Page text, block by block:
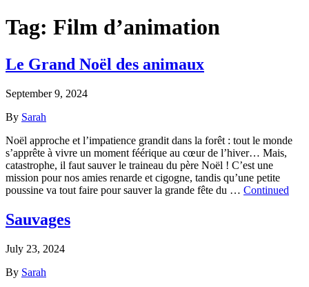
Tag: Film d’animation
Le Grand Noël des animaux
September 9, 2024
By Sarah
Noël approche et l’impatience grandit dans la forêt : tout le monde
s’apprête à vivre un moment féérique au cœur de l’hiver… Mais,
catastrophe, il faut sauver le traineau du père Noël ! C’est une
mission pour nos amies renarde et cigogne, tandis qu’une petite
poussine va tout faire pour sauver la grande fête du … Continued
Sauvages
July 23, 2024
By Sarah